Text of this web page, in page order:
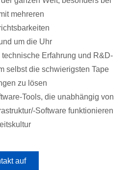
mehreren
um die Uhr
technische Erfahrung und R&D-
selbst die schwierigsten Tape
zu lösen
Tools, die unabhängig von
Software funktionieren
auf